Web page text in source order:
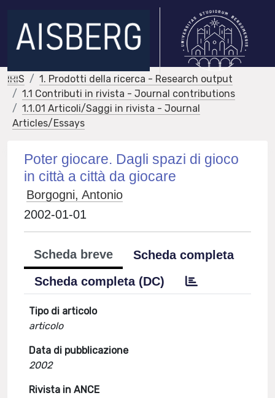
IRIS
1. Prodotti della ricerca - Research output
1.1 Contributi in rivista - Journal contributions
1.1.01 Articoli/Saggi in rivista - Journal
Articles/Essays
Poter giocare. Dagli spazi di gioco
in città a città da giocare
Borgogni, Antonio
2002-01-01
Scheda breve
Scheda completa
Scheda completa (DC)
Tipo di articolo
articolo
Data di pubblicazione
2002
Rivista in ANCE